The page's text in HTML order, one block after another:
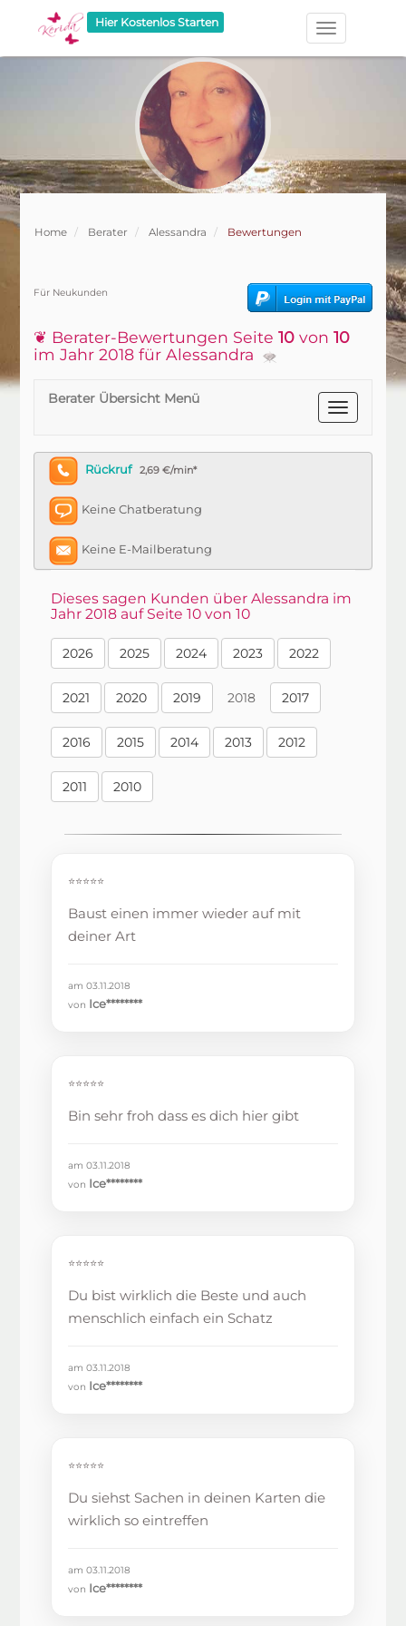
Hier Kostenlos Starten
Home Berater Alessandra Bewertungen
Für Neukunden
❦ Berater-Bewertungen Seite10 von10
im Jahr 2018 für Alessandra
Berater Übersicht Menü
Rückruf 2,69 €/min*
Keine Chatberatung
Keine E-Mailberatung
Dieses sagen Kunden über Alessandra im
Jahr 2018 auf Seite 10 von 10
2026 2025 2024 2023 2022
2021 2020 2019 2018 2017
2016 2015 2014 2013 2012
2011 2010
⭐⭐⭐⭐⭐
Baust einen immer wieder auf mit
deiner Art
am 03.11.2018
von Ice********
⭐⭐⭐⭐⭐
Bin sehr froh dass es dich hier gibt
am 03.11.2018
von Ice********
⭐⭐⭐⭐⭐
Du bist wirklich die Beste und auch
menschlich einfach ein Schatz
am 03.11.2018
von Ice********
⭐⭐⭐⭐⭐
Du siehst Sachen in deinen Karten die
wirklich so eintreffen
am 03.11.2018
von Ice********